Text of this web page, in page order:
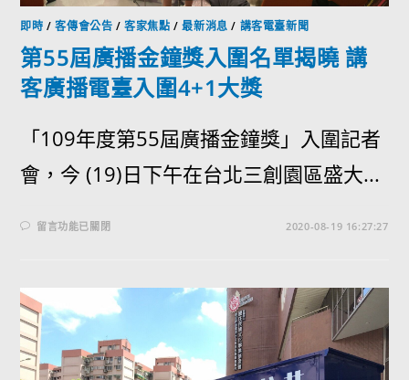
即時 /客傳會公告 /客家焦點 /最新消息 / 講客電臺新聞
第55屆廣播金鐘獎入圍名單揭曉 講
客廣播電臺入圍4+1大獎
「109年度第55屆廣播金鐘獎」入圍記者
會，今 (19)日下午在台北三創園區盛大...
留言功能已關閉 2020-08-19 16:27:27